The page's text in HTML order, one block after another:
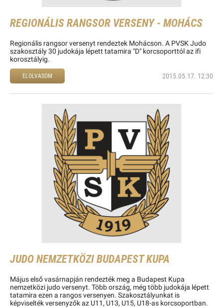
REGIONÁLIS RANGSOR VERSENY - MOHÁCS
Regionális rangsor versenyt rendeztek Mohácson. A PVSK Judo
szakosztály 30 judokája lépett tatamira "D" korcsoporttól az ifi
korosztályig.
ELOLVASOM 2015.05.17. 12:30
JUDO NEMZETKÖZI BUDAPEST KUPA
Május első vasárnapján rendezték meg a Budapest Kupa
nemzetközi judo versenyt. Több ország, még több judokája lépett
tatamira ezen a rangos versenyen. Szakosztályunkat is
képviselték versenyzők az U11, U13, U15, U18-as korcsoportban.